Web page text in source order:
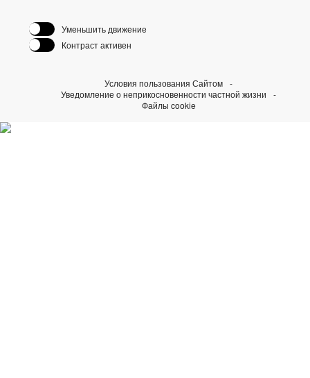
Уменьшить движение
Контраст активен
Условия пользования Сайтом
Уведомление о неприкосновенности частной жизни
Файлы cookie